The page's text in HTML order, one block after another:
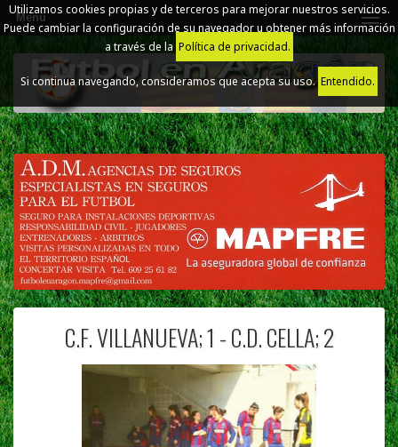
Utilizamos cookies propias y de terceros para mejorar nuestros servicios.
Puede cambiar la configuración de su navegador u obtener más información
a través de la Política de privacidad.
Si continua navegando, consideramos que acepta su uso.Entendido.
Menú
C.F. VILLANUEVA; 1 - C.D. CELLA; 2